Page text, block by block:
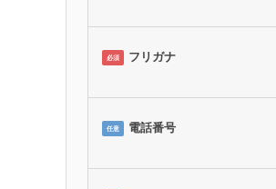
必須 フリガナ
任意 電話番号